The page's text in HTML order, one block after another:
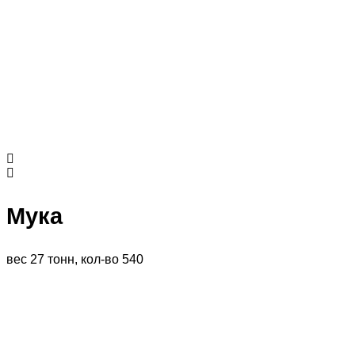
Мука
вес 27 тонн, кол-во 540